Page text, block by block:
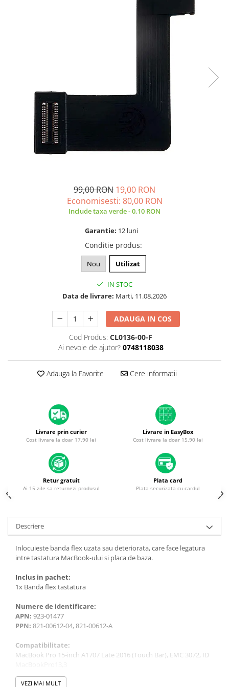
A2918 (M3 14” 2023)
A2992 (M3 14” 2023)
Top Piese Mac
Baterii MacBook
Placi de baza
A1466 (13” 2012-2017)
A1932 (13” 2018-2019)
A2337 (M1 13” 2020)
A2681 (M2 13” 2022)
A2941 (M2 15” 2023)
A3113 (M3 13” 2024)
A3240 (M4 13” 2025)
A1278 (Unibody 13” 2009-2012)
A1297 (Unibody 17” 2009-2011)
A1342 (Unibody 13” 2009-2010)
Piese & Accesorii iPhone
iPhone 16 Pro Max
iPhone 16 Pro
iPhone 15 Pro Max
iPhone 17
iPhone 16
iPhone 15 Plus
iPhone 15
iPhone 14 Pro
iPhone 14
99,00 RON 19,00 RON
Economisesti: 80,00 RON
Include taxa verde - 0,10 RON
Garantie: 12 luni
Conditie produs:
Nou Utilizat
IN STOC
Data de livrare: Marti, 11.08.2026
ADAUGA IN COS
Cod Produs: CL0136-00-F
Ai nevoie de ajutor? 0748118038
Adauga la Favorite Cere informatii
Livrare prin curier
Cost livrare la doar 17,90 lei
Livrare in EasyBox
Cost livrare la doar 15,90 lei
Retur gratuit
Ai 15 zile sa returnezi produsul
Plata card
Plata securizata cu cardul
Descriere
Inlocuieste banda flex uzata sau deteriorata, care face legatura
intre tastatura MacBook-ului si placa de baza.
Inclus in pachet:
1x Banda flex tastatura
Numere de identificare:
APN: 923-01477
PPN: 821-00612-04, 821-00612-A
Compatibilitate:
MacBook Pro 15-inch A1707 Late 2016 (Touch Bar), EMC 3072, ID
MacBook Pro 15-inch A1707 Mid-2017 (Touch Bar), EMC 3162, ID
MacBookPro14,3
VEZI MAI MULT